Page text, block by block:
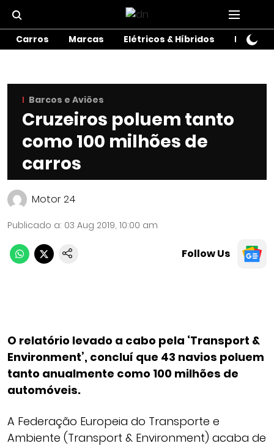
Carros Marcas Elétricos & Híbridos Motos
Barcos e Aviões
Cruzeiros poluem tanto
como 100 milhões de
carros
Motor 24
Publicado a: 03 Aug 2019, 10:00 am
Follow Us
O relatório levado a cabo pela ‘Transport &
Environment’, concluí que 43 navios poluem
tanto anualmente como 100 milhões de
automóveis.
A Federação Europeia do Transporte e
Ambiente (Transport & Environment) acaba de